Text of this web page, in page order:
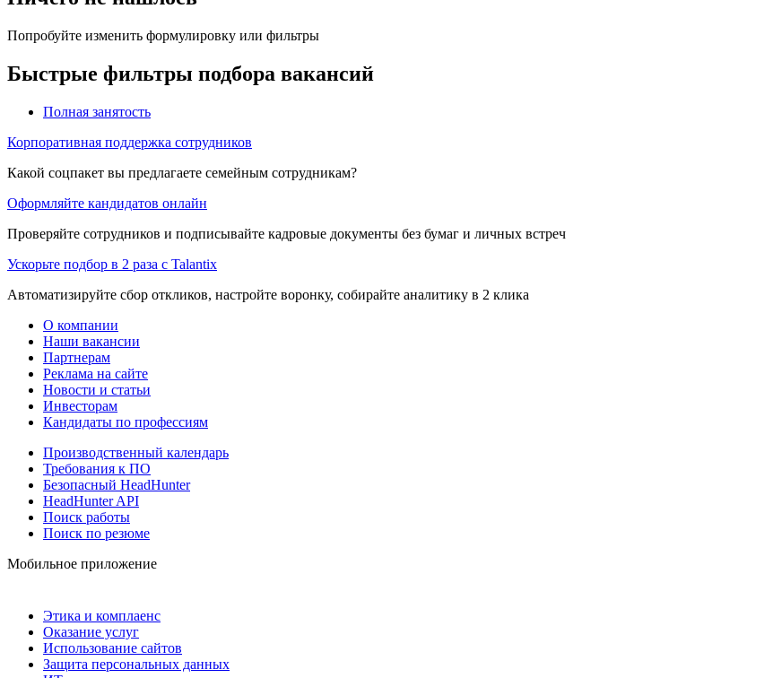
Попробуйте изменить формулировку или фильтры
Быстрые фильтры подбора вакансий
Полная занятость
Корпоративная поддержка сотрудников
Какой соцпакет вы предлагаете семейным сотрудникам?
Оформляйте кандидатов онлайн
Проверяйте сотрудников и подписывайте кадровые документы без бумаг и личных встреч
Ускорьте подбор в 2 раза с Talantix
Автоматизируйте сбор откликов, настройте воронку, собирайте аналитику в 2 клика
О компании
Наши вакансии
Партнерам
Реклама на сайте
Новости и статьи
Инвесторам
Кандидаты по профессиям
Производственный календарь
Требования к ПО
Безопасный HeadHunter
HeadHunter API
Поиск работы
Поиск по резюме
Мобильное приложение
Этика и комплаенс
Оказание услуг
Использование сайтов
Защита персональных данных